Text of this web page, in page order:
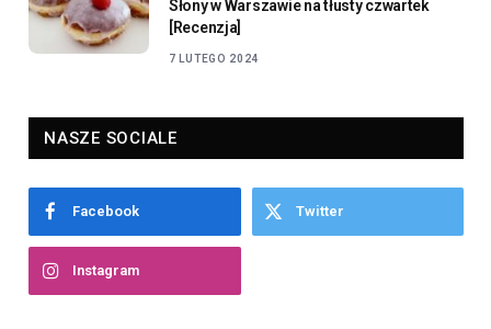
Słony w Warszawie na tłusty czwartek
[Recenzja]
7 LUTEGO 2024
NASZE SOCIALE
Facebook Twitter
Instagram